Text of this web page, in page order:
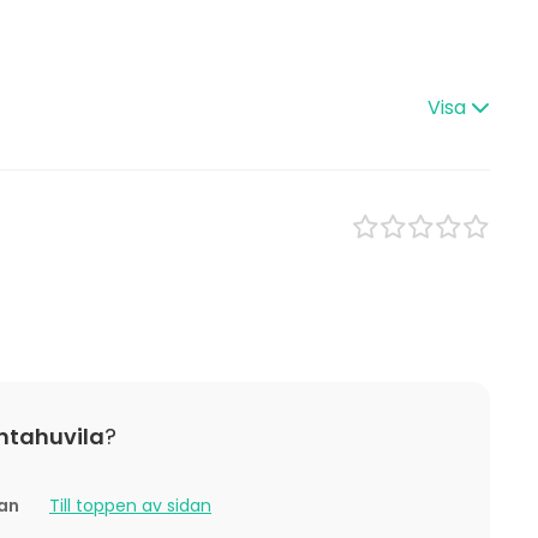
Visa
?
Till toppen av sidan